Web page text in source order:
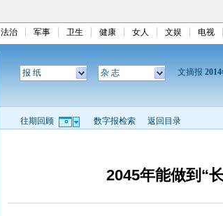
法治 军事 卫生 健康 女人 文娱 电视
报 纸 杂 志 文摘报
往期回顾 数字报检索 返回目录
2045年能做到“